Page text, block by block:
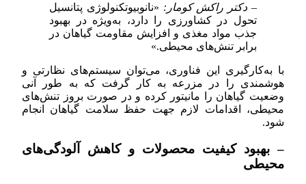
– دکتر راکش کومار: «نانوبیوتکنولوژی پتانسیل
تحول در کشاورزی را دارد، به‌ویژه در بهبود
جذب مواد مغذی و افزایش مقاومت گیاهان در
برابر تنش‌های محیطی.»
با به‌کارگیری این فناوری، می‌توان سیستم‌های نظارتی و
هوشمندی را در مزرعه به کار گرفت که به طور آنی
وضعیت گیاهان را مانیتور کرده و در صورت بروز تنش‌های
محیطی، اقدامات لازم جهت حفظ سلامت گیاهان انجام
شود.
– بهبود کیفیت محصولات و کاهش آلودگی‌های
محیطی